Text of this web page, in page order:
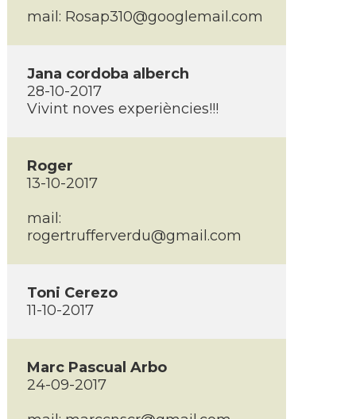
mail: Rosap310@googlemail.com
Jana cordoba alberch
28-10-2017
Vivint noves experiències!!!
Roger
13-10-2017
mail:
rogertrufferverdu@gmail.com
Toni Cerezo
11-10-2017
Marc Pascual Arbo
24-09-2017